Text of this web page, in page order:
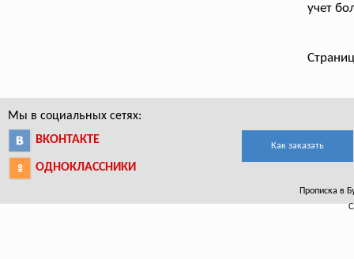
учет
Мы в социальных сетях:
ВКОНТАКТЕ
ОДНОКЛАССНИКИ
Как заказать
Прописка в